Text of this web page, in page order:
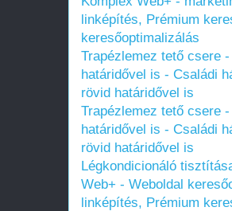
linképítés, Prémium
keresőoptimalizálás
Trapézlemez tető csere
határidővel is - Családi
rövid határidővel is
Trapézlemez tető csere
határidővel is - Családi
rövid határidővel is
Légkondicionáló
Web+ - Weboldal
linképítés, Prémium